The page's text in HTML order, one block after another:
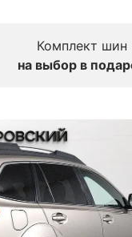
Комплект шин
на выбор в